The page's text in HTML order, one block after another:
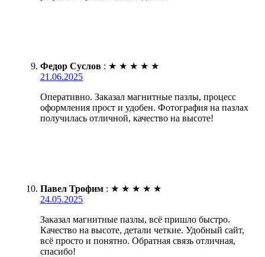
Федор Суслов : ★ ★ ★ ★ ★
21.06.2025
Оперативно. Заказал магнитные пазлы, процесс
оформления прост и удобен. Фотография на пазлах
получилась отличной, качество на высоте!
Павел Трофим : ★ ★ ★ ★ ★
24.05.2025
Заказал магнитные пазлы, всё пришло быстро.
Качество на высоте, детали четкие. Удобный сайт,
всё просто и понятно. Обратная связь отличная,
спасибо!